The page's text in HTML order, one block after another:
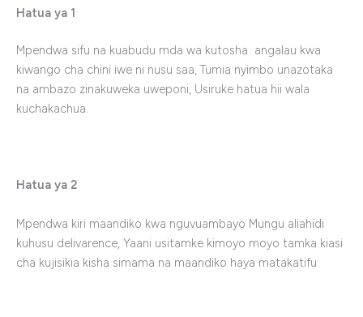
Hatua ya 1
Mpendwa sifu na kuabudu mda wa kutosha angalau kwa
kiwango cha chini iwe ni nusu saa, Tumia nyimbo unazotaka
na ambazo zinakuweka uweponi, Usiruke hatua hii wala
kuchakachua.
Hatua ya 2
Mpendwa kiri maandiko kwa nguvuambayo Mungu aliahidi
kuhusu delivarence, Yaani usitamke kimoyo moyo tamka kiasi
cha kujisikia kisha simama na maandiko haya matakatifu: